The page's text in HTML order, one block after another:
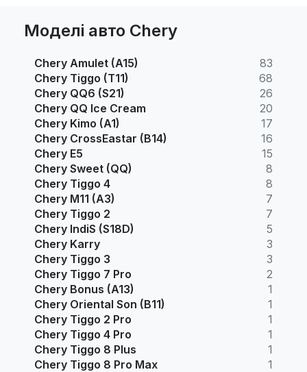
Моделі авто Chery
Chery Amulet (A15)
83
Chery Tiggo (T11)
68
Chery QQ6 (S21)
26
Chery QQ Ice Cream
20
Chery Kimo (A1)
17
Chery CrossEastar (B14)
16
Chery E5
15
Chery Sweet (QQ)
8
Chery Tiggo 4
8
Chery M11 (A3)
7
Chery Tiggo 2
7
Chery IndiS (S18D)
5
Chery Karry
3
Chery Tiggo 3
3
Chery Tiggo 7 Pro
2
Chery Bonus (A13)
1
Chery Oriental Son (B11)
1
Chery Tiggo 2 Pro
1
Chery Tiggo 4 Pro
1
Chery Tiggo 8 Plus
1
Chery Tiggo 8 Pro Max
1